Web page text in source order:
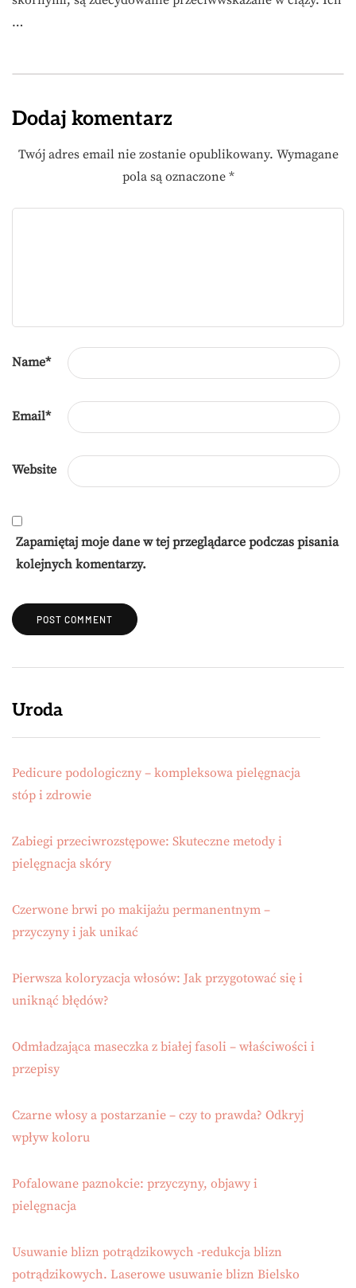
…
Dodaj komentarz
Twój adres email nie zostanie opublikowany. Wymagane
pola są oznaczone *
Name*
Email*
Website
Zapamiętaj moje dane w tej przeglądarce podczas pisania
kolejnych komentarzy.
Uroda
Pedicure podologiczny – kompleksowa pielęgnacja
stóp i zdrowie
Zabiegi przeciwrozstępowe: Skuteczne metody i
pielęgnacja skóry
Czerwone brwi po makijażu permanentnym –
przyczyny i jak unikać
Pierwsza koloryzacja włosów: Jak przygotować się i
uniknąć błędów?
Odmładzająca maseczka z białej fasoli – właściwości i
przepisy
Czarne włosy a postarzanie – czy to prawda? Odkryj
wpływ koloru
Pofalowane paznokcie: przyczyny, objawy i
pielęgnacja
Usuwanie blizn potrądzikowych -redukcja blizn
potrądzikowych. Laserowe usuwanie blizn Bielsko